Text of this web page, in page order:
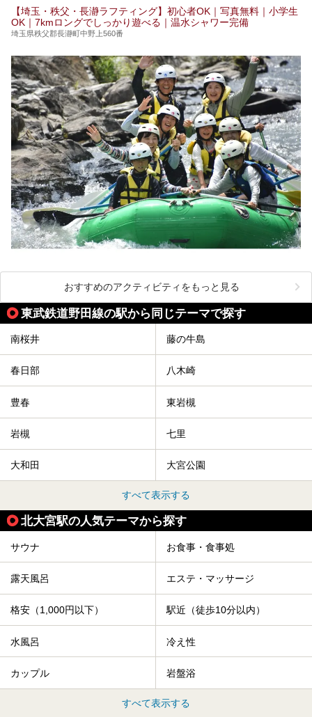
す。
【埼玉・秩父・長瀞ラフティング】初心者OK｜写真無料｜小学生
OK｜7kmロングでしっかり遊べる｜温水シャワー完備
埼玉県秩父郡長瀞町中野上560番
おすすめのアクティビティをもっと見る
東武鉄道野田線の駅から同じテーマで探す
南桜井 藤の牛島
春日部 八木崎
豊春 東岩槻
岩槻 七里
大和田 大宮公園
すべて表示する
北大宮駅の人気テーマから探す
サウナ お食事・食事処
露天風呂 エステ・マッサージ
格安（1,000円以下） 駅近（徒歩10分以内）
水風呂 冷え性
カップル 岩盤浴
すべて表示する